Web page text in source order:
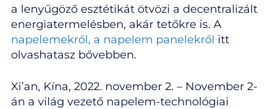
a lenyűgöző esztétikát ötvözi a decentralizált
energiatermelésben, akár tetőkre is. A
napelemekről, a napelem panelekről itt
olvashatasz bővebben.
Xi’an, Kína, 2022. november 2. – November 2-
án a világ vezető napelem-technológiai